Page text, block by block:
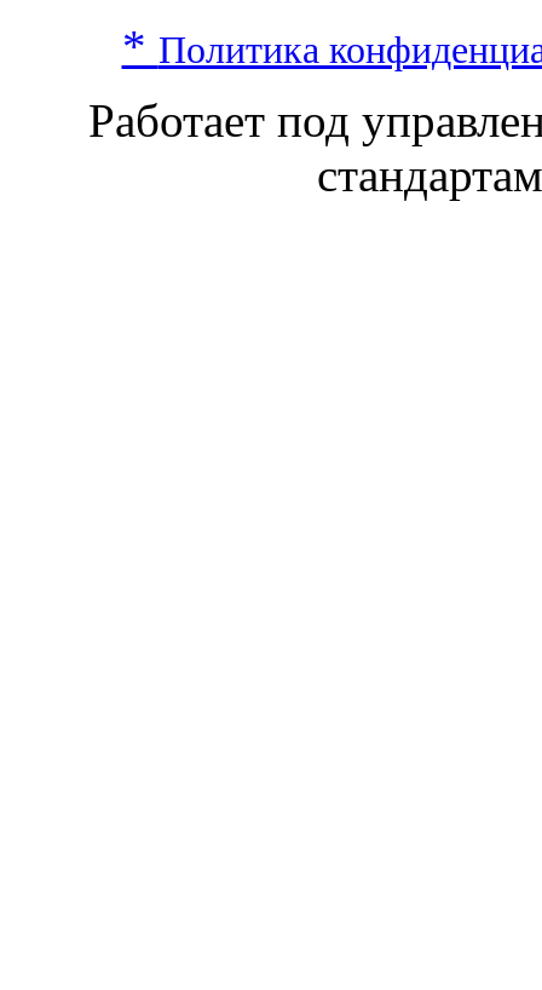
* Политика
Работает под